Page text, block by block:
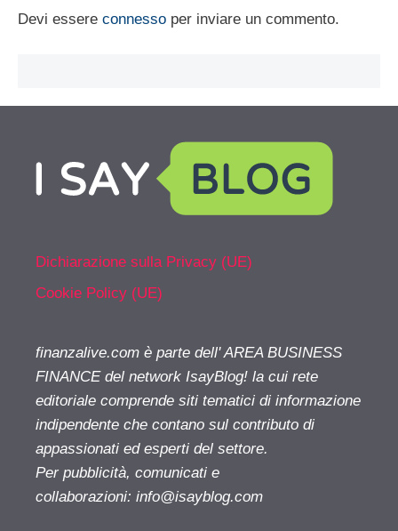
Devi essere connesso per inviare un commento.
Dichiarazione sulla Privacy (UE)
Cookie Policy (UE)
finanzalive.com è parte dell' AREA BUSINESS
FINANCE del network IsayBlog! la cui rete
editoriale comprende siti tematici di informazione
indipendente che contano sul contributo di
appassionati ed esperti del settore.
Per pubblicità, comunicati e
collaborazioni: info@isayblog.com